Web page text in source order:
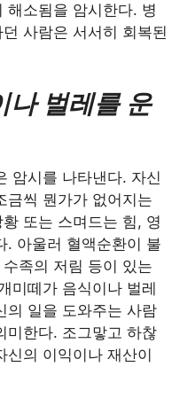
해소됨을 암시한다. 병
사람은 서서히 회복된
나 벌레를 운
암시를 나타낸다. 자신
금씩 뭔가가 없어지는
또는 스며드는 힘, 영
. 아울러 혈액순환이 불
족의 저림 등이 있는
미떼가 음식이나 벌레
의 일을 도와주는 사람
미한다. 조그맣고 하찮
신의 이익이나 재산이